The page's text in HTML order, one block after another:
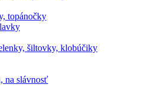
topánočky
šiltovky, klobúčiky
na slávnosť